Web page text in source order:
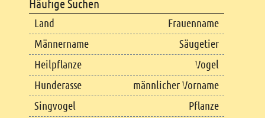
Häufige Suchen
Land
Frauenname
Männername
Säugetier
Heilpflanze
Vogel
Hunderasse
männlicher Vorname
Singvogel
Pflanze